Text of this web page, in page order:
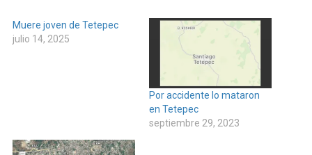
Muere joven de Tetepec
julio 14, 2025
Por accidente lo mataron
en Tetepec
septiembre 29, 2023